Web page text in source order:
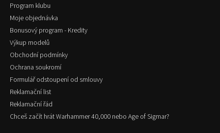
Program klubu
Moje objednávka
Bonusový program - Kredity
Výkup modelů
Obchodní podmínky
Ochrana soukromí
Formulář odstoupení od smlouvy
Reklamační list
Reklamační řád
Chceš začít hrát Warhammer 40,000 nebo Age of Sigmar?